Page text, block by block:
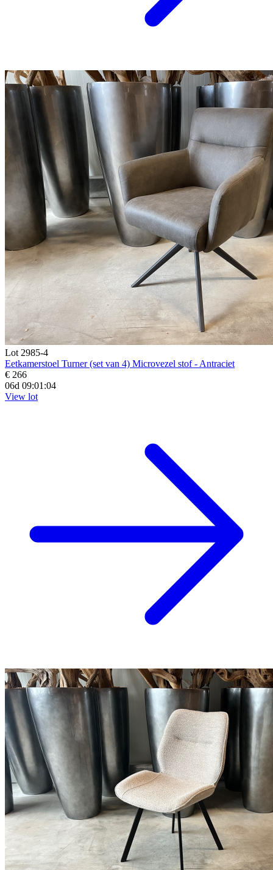
Lot 2985-4
Eetkamerstoel Turner (set van 4) Microvezel stof - Antraciet
€ 266
06d 09:01:03
View lot